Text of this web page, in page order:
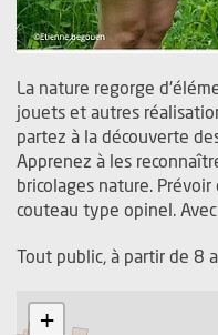
La nature regorge
jouets et autres
partez à la découverte
Apprenez à les
bricolages nature.
couteau type opinel.
Tout public, à partir de 8
+